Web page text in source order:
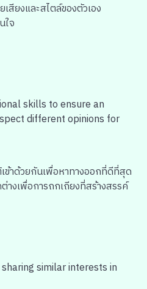
สียงและสไตล์ของตัวเอง
ใจ
skills to ensure an
different opinions for
ข้าด้วยกันเพื่อหาทางออกที่ดีที่สุด
างเพื่อการถกเถียงที่สร้างสรรค์
similar interests in